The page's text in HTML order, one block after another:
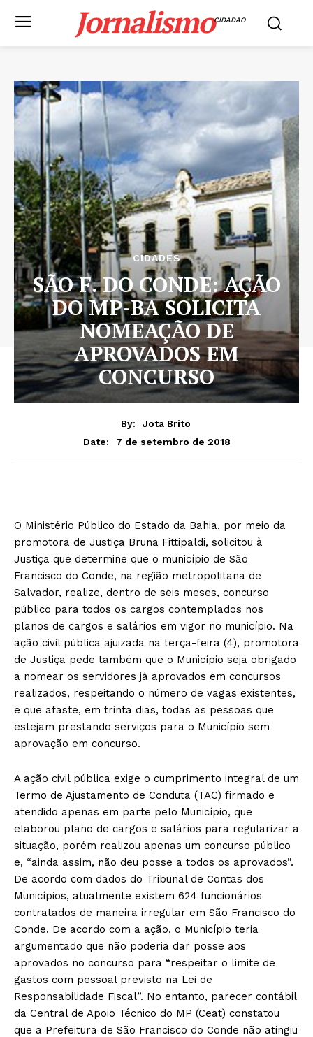
JornalismoCIDADAO
CIDADES
SÃO F. DO CONDE: AÇÃO
DO MP-BA SOLICITA
NOMEAÇÃO DE
APROVADOS EM
CONCURSO
By:
Jota Brito
Date:
7 de setembro de 2018
O Ministério Público do Estado da Bahia, por meio da
promotora de Justiça Bruna Fittipaldi, solicitou à
Justiça que determine que o município de São
Francisco do Conde, na região metropolitana de
Salvador, realize, dentro de seis meses, concurso
público para todos os cargos contemplados nos
planos de cargos e salários em vigor no município. Na
ação civil pública ajuizada na terça-feira (4), promotora
de Justiça pede também que o Município seja obrigado
a nomear os servidores já aprovados em concursos
realizados, respeitando o número de vagas existentes,
e que afaste, em trinta dias, todas as pessoas que
estejam prestando serviços para o Município sem
aprovação em concurso.
A ação civil pública exige o cumprimento integral de um
Termo de Ajustamento de Conduta (TAC) firmado e
atendido apenas em parte pelo Município, que
elaborou plano de cargos e salários para regularizar a
situação, porém realizou apenas um concurso público
e, “ainda assim, não deu posse a todos os aprovados”.
De acordo com dados do Tribunal de Contas dos
Municípios, atualmente existem 624 funcionários
contratados de maneira irregular em São Francisco do
Conde. De acordo com a ação, o Município teria
argumentado que não poderia dar posse aos
aprovados no concurso para “respeitar o limite de
gastos com pessoal previsto na Lei de
Responsabilidade Fiscal”. No entanto, parecer contábil
da Central de Apoio Técnico do MP (Ceat) constatou
que a Prefeitura de São Francisco do Conde não atingiu